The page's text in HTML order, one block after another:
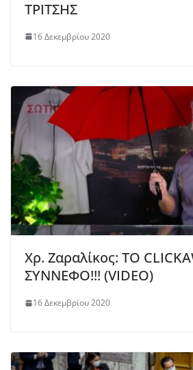
ΤΡΙΤΣΗΣ
16 Δεκεμβρίου 2020
Χρ. Ζαραλίκος: ΤΟ
ΣΥΝΝΕΦΟ!!! (VIDEO)
16 Δεκεμβρίου 2020